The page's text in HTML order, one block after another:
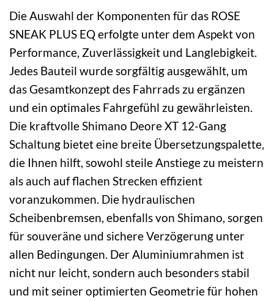
Die Auswahl der Komponenten für das ROSE
SNEAK PLUS EQ erfolgte unter dem Aspekt von
Performance, Zuverlässigkeit und Langlebigkeit.
Jedes Bauteil wurde sorgfältig ausgewählt, um
das Gesamtkonzept des Fahrrads zu ergänzen
und ein optimales Fahrgefühl zu gewährleisten.
Die kraftvolle Shimano Deore XT 12-Gang
Schaltung bietet eine breite Übersetzungspalette,
die Ihnen hilft, sowohl steile Anstiege zu meistern
als auch auf flachen Strecken effizient
voranzukommen. Die hydraulischen
Scheibenbremsen, ebenfalls von Shimano, sorgen
für souveräne und sichere Verzögerung unter
allen Bedingungen. Der Aluminiumrahmen ist
nicht nur leicht, sondern auch besonders stabil
und mit seiner optimierten Geometrie für hohen